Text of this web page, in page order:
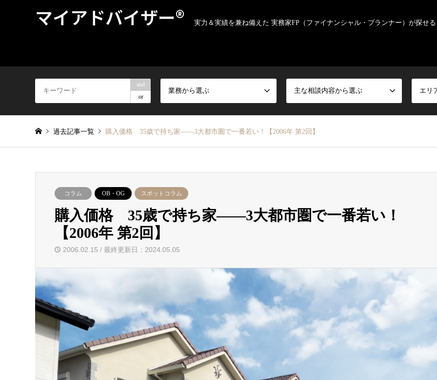
マイアドバイザー® 実力＆実績を兼ね備えた 実務家FP（ファイナンシャル・プランナー）が探せ
and
or
業務から選ぶ 主な相談内容から選ぶ エリ
過去記事一覧 購入価格 35歳で持ち家――3大都市圏で一番若い！【2006年 第2回】
コラム OB・OG スポットコラム
購入価格 35歳で持ち家――3大都市圏で一番若い！
【2006年 第2回】
2006.02.15 / 最終更新日：2024.05.05